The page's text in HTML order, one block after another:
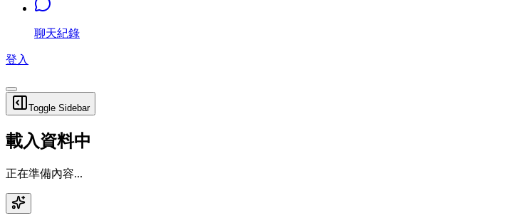
聊天紀錄
登入
Toggle Sidebar
載入資料中
正在準備內容...